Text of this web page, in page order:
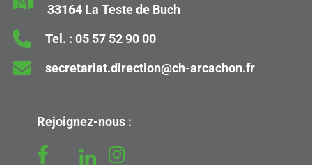
33164 La Teste de Buch
Tel. : 05 57 52 90 00
secretariat.direction@ch-arcachon.fr
Rejoignez-nous :